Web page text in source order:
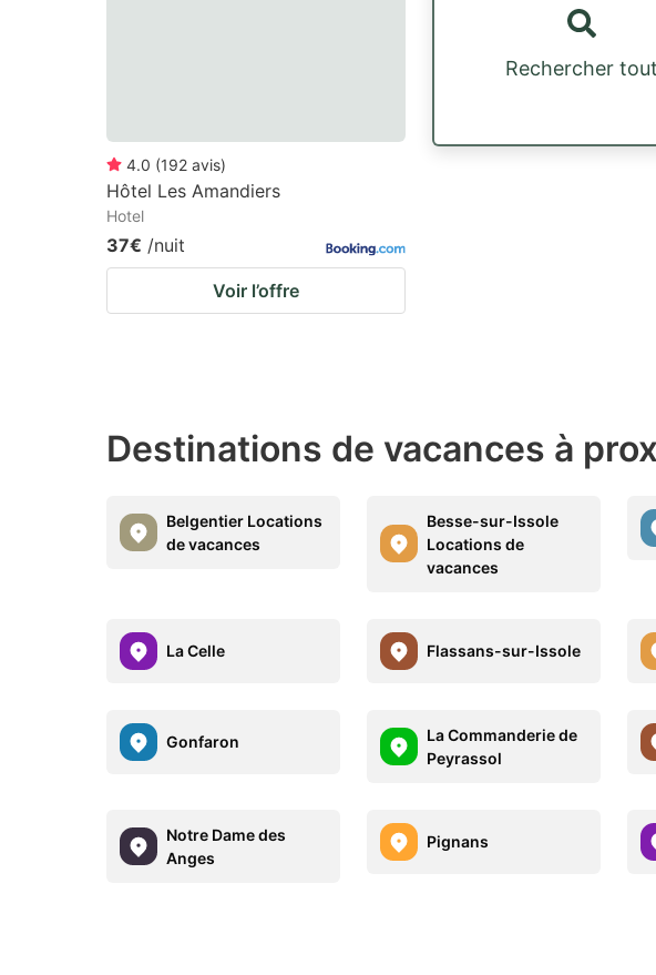
4.0 (192 avis)
Hôtel Les Amandiers
Hotel
37€ /nuit
Voir l’offre
Rechercher tout
Destinations de vacances à
Belgentier Locations
de vacances
Besse-sur-Issole
Locations de
vacances
La Celle Flassans-sur-Issole
Gonfaron
La Commanderie de
Peyrassol
Notre Dame des
Anges
Pignans